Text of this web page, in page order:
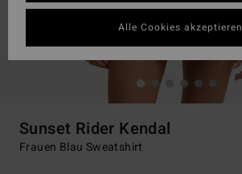
Sunset Rider Kendal
Frauen Blau Sweatshirt
Alle Cookies akzeptieren